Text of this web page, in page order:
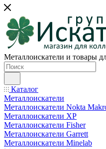
Металлоискатели и товары
Каталог
Металлоискатели
Металлоискатели Nokta
Металлоискатели XP
Металлоискатели Fisher
Металлоискатели Garrett
Металлоискатели Minelab